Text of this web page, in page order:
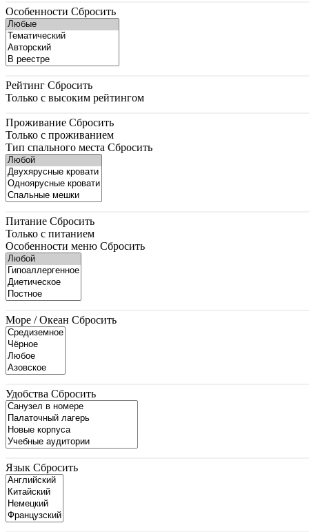
Особенности Сбросить
Рейтинг Сбросить
Только с высоким рейтингом
Проживание Сбросить
Только с проживанием
Тип спального места Сбросить
Питание Сбросить
Только с питанием
Особенности меню Сбросить
Море / Океан Сбросить
Удобства Сбросить
Язык Сбросить